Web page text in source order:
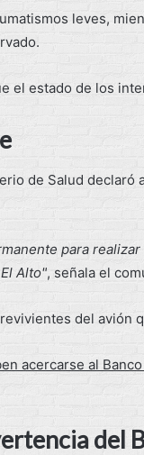
leves,
el estado de los
de Salud
para
Alto", señala el
acercarse al
del